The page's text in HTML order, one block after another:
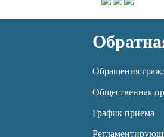
Обращения
Общественная
График приема